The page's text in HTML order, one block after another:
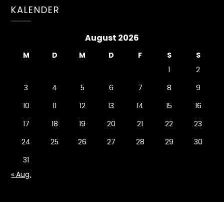
KALENDER
August 2026
M D M D F S
S
1
2
3
4 5 6 7 8
9
10
11 12 13 14 15
16
17
18 19 20 21 22
23
24
25 26 27 28 29
30
31
« Aug.